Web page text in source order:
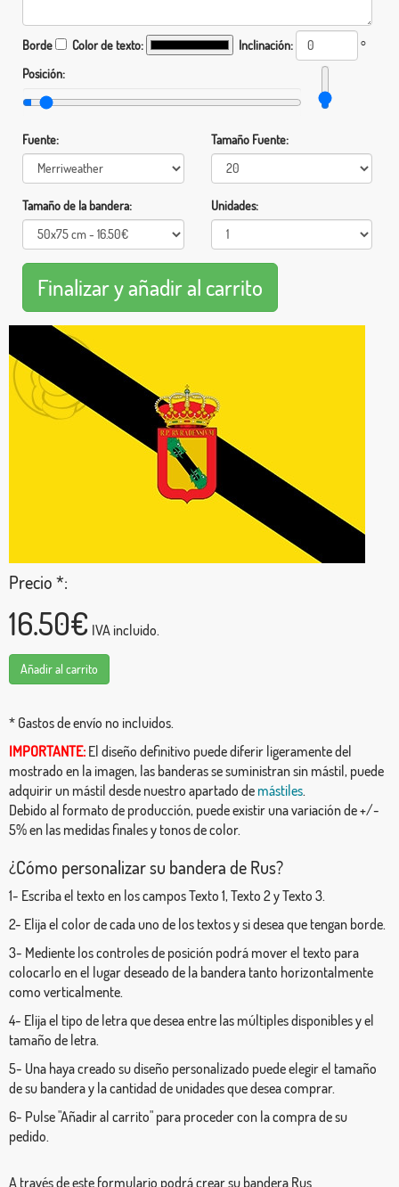
Borde Color de texto: Inclinación:
°
Posición:
Fuente: Tamaño Fuente:
Tamaño de la bandera: Unidades:
Precio *:
16.50€ IVA incluido.
Añadir al carrito
* Gastos de envío no incluidos.
IMPORTANTE: El diseño definitivo puede diferir ligeramente del
mostrado en la imagen, las banderas se suministran sin mástil, puede
adquirir un mástil desde nuestro apartado de mástiles.
Debido al formato de producción, puede existir una variación de +/-
5% en las medidas finales y tonos de color.
¿Cómo personalizar su bandera de Rus?
1- Escriba el texto en los campos Texto 1, Texto 2 y Texto 3.
2- Elija el color de cada uno de los textos y si desea que tengan borde.
3- Mediente los controles de posición podrá mover el texto para
colocarlo en el lugar deseado de la bandera tanto horizontalmente
como verticalmente.
4- Elija el tipo de letra que desea entre las múltiples disponibles y el
tamaño de letra.
5- Una haya creado su diseño personalizado puede elegir el tamaño
de su bandera y la cantidad de unidades que desea comprar.
6- Pulse "Añadir al carrito" para proceder con la compra de su
pedido.
A través de este formulario podrá crear su bandera Rus